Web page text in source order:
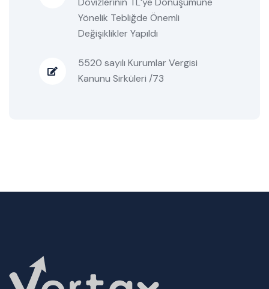
Yönelik Tebliğde Önemli
Değişiklikler Yapıldı
5520 sayılı Kurumlar Vergisi
Kanunu Sirküleri /73